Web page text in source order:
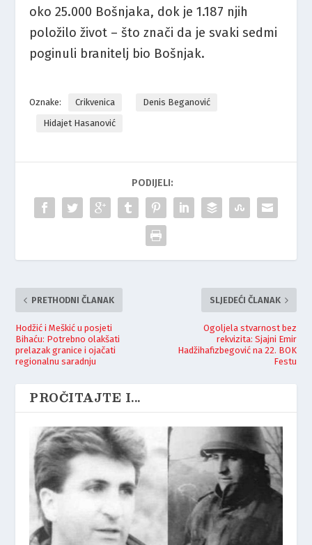
oko 25.000 Bošnjaka, dok je 1.187 njih
položilo život – što znači da je svaki sedmi
poginuli branitelj bio Bošnjak.
Oznake: Crikvenica
Denis Beganović
Hidajet Hasanović
PODIJELI:
PRETHODNI ČLANAK
Hodžić i Meškić u posjeti
Bihaću: Potrebno olakšati
prelazak granice i ojačati
regionalnu saradnju
SLJEDEĆI ČLANAK
Ogoljela stvarnost bez
rekvizita: Sjajni Emir
Hadžihafizbegović na 22. BOK
Festu
PROČITAJTE I...